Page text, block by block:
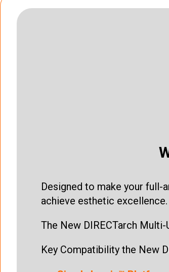
Designed to make your
achieve esthetic excellence.
The New DIRECTarch
Key Compatibility the New